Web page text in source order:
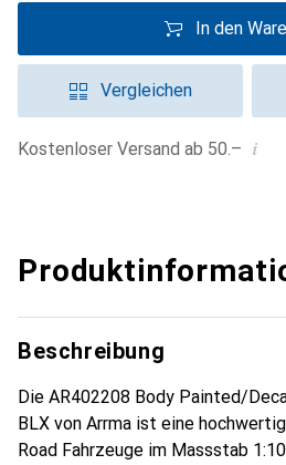
In den
Vergleichen
Kostenloser Versand ab 50.– i
Beschreibung
Die AR402208 Body Painted/
BLX von Arrma ist eine
Road Fahrzeuge im Massstab